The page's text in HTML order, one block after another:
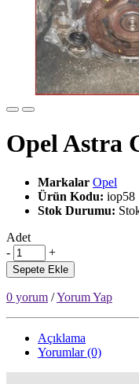
Opel Astra
Markalar Opel
Ürün Kodu: iop58
Stok Durumu:
Adet
-
+
Sepete Ekle
0 yorum /Yorum Yap
Açıklama
Yorumlar (0)